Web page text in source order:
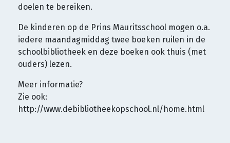
doelen te bereiken.
De kinderen op de Prins Mauritsschool mogen o.a.
iedere maandagmiddag twee boeken ruilen in de
schoolbibliotheek en deze boeken ook thuis (met
ouders) lezen.
Meer informatie?
Zie ook:
http://www.debibliotheekopschool.nl/home.html